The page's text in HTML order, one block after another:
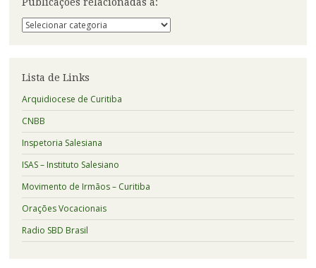
Publicações
relacionadas
Lista de Links
Arquidiocese de Curitiba
CNBB
Inspetoria Salesiana
ISAS – Instituto Salesiano
Movimento de Irmãos – Curitiba
Orações Vocacionais
Radio SBD Brasil